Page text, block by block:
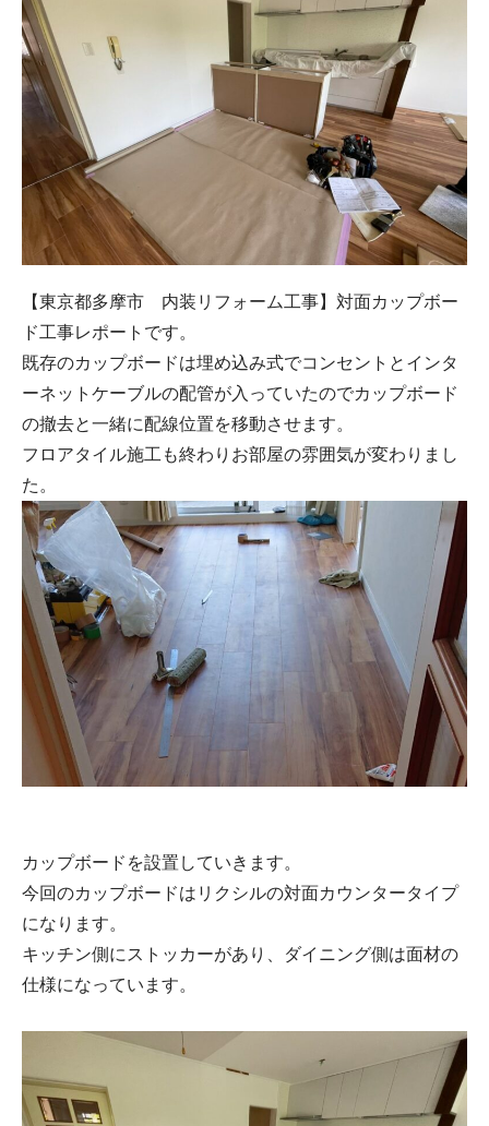
【東京都多摩市 内装リフォーム工事】対面カップボー
ド工事レポートです。
既存のカップボードは埋め込み式でコンセントとインタ
ーネットケーブルの配管が入っていたのでカップボード
の撤去と一緒に配線位置を移動させます。
フロアタイル施工も終わりお部屋の雰囲気が変わりまし
た。
カップボードを設置していきます。
今回のカップボードはリクシルの対面カウンタータイプ
になります。
キッチン側にストッカーがあり、ダイニング側は面材の
仕様になっています。